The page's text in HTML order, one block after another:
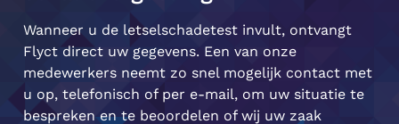
Wanneer u de letselschadetest invult, ontvangt
Flyct direct uw gegevens. Een van onze
medewerkers neemt zo snel mogelijk contact met
u op, telefonisch of per e-mail, om uw situatie te
bespreken en te beoordelen of wij uw zaak